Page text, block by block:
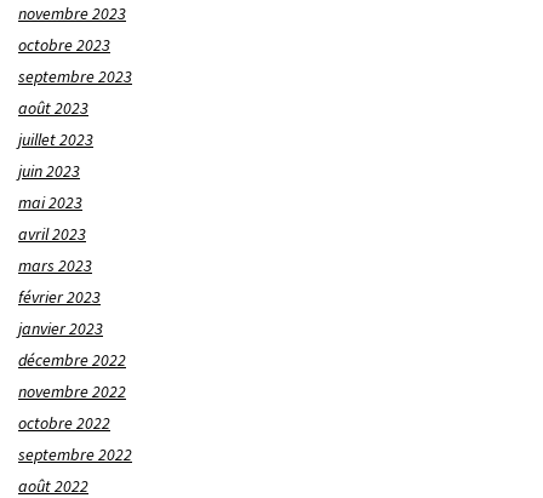
novembre 2023
octobre 2023
septembre 2023
août 2023
juillet 2023
juin 2023
mai 2023
avril 2023
mars 2023
février 2023
janvier 2023
décembre 2022
novembre 2022
octobre 2022
septembre 2022
août 2022